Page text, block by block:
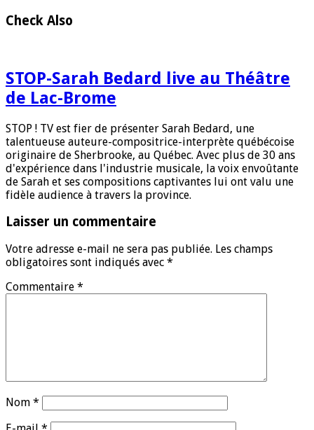
Check Also
STOP-Sarah Bedard live au Théâtre
de Lac-Brome
STOP ! TV est fier de présenter Sarah Bedard, une
talentueuse auteure-compositrice-interprète québécoise
originaire de Sherbrooke, au Québec. Avec plus de 30 ans
d'expérience dans l'industrie musicale, la voix envoûtante
de Sarah et ses compositions captivantes lui ont valu une
fidèle audience à travers la province.
Laisser un commentaire
Votre adresse e-mail ne sera pas publiée. Les champs
obligatoires sont indiqués avec *
Commentaire *
Nom *